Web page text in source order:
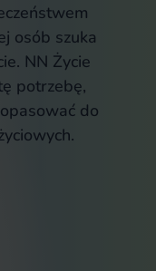
osób szuka
NN Życie
potrzebę,
do